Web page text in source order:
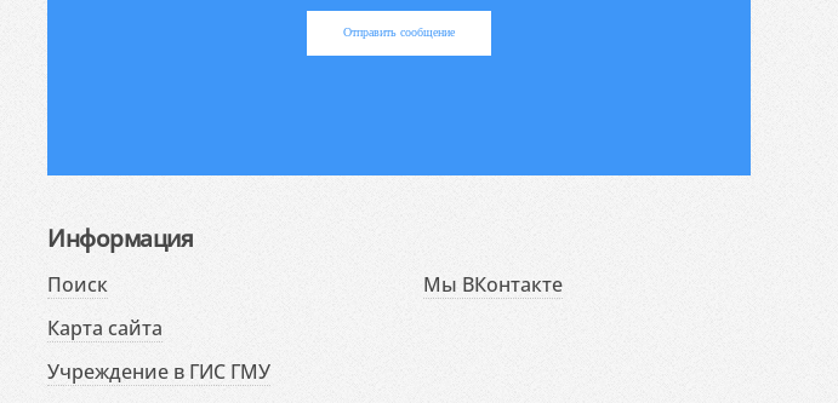
Отправить сообщение
Информация
Поиск
Карта сайта
Учреждение в ГИС ГМУ
Мы ВКонтакте